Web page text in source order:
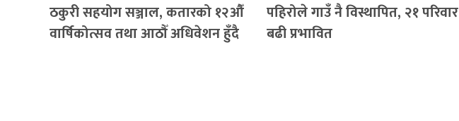
ठकुरी सहयोग सञ्जाल, कतारको १२औँ
वार्षिकोत्सव तथा आठौँ अधिवेशन हुँदै
पहिरोले गाउँ नै विस्थापित, २१ परिवार
बढी प्रभावित